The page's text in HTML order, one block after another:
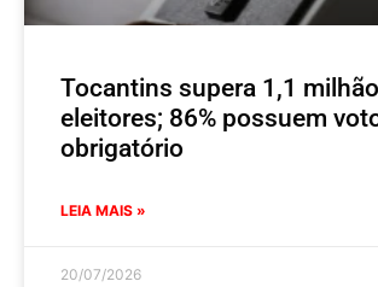
Tocantins supera 1,1
eleitores; 86% possuem
obrigatório
LEIA MAIS »
20/07/2026